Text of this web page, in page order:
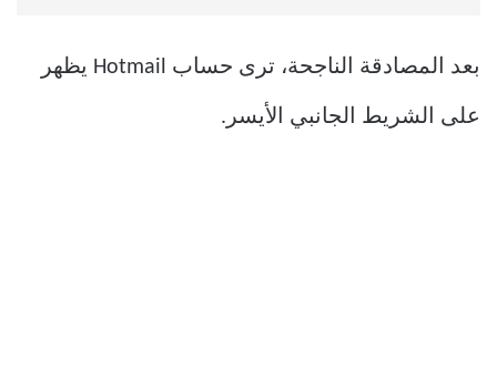
بعد المصادقة الناجحة، ترى حساب Hotmail يظهر
على الشريط الجانبي الأيسر.